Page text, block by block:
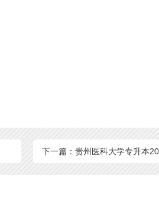
下一篇：贵州医科大学专升本